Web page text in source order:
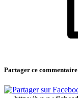
Partager ce commentaire